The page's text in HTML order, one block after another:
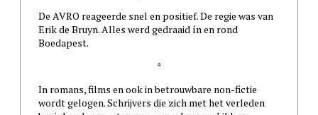
De AVRO reageerde snel en positief. De regie was van
Erik de Bruyn. Alles werd gedraaid ín en rond
Boedapest.
*
In romans, films en ook in betrouwbare non-fictie
wordt gelogen. Schrijvers die zich met het verleden